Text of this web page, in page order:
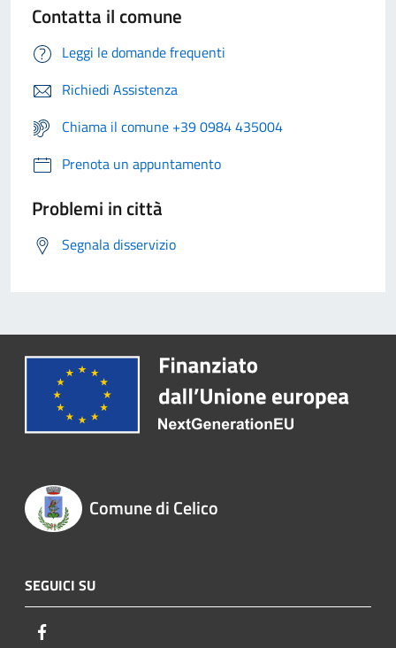
Contatta il comune
Leggi le domande frequenti
Richiedi Assistenza
Chiama il comune +39 0984 435004
Prenota un appuntamento
Problemi in città
Segnala disservizio
Comune di Celico
SEGUICI SU